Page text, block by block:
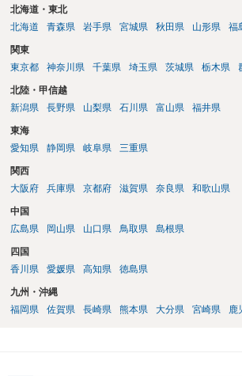
北海道・東北
北海道
青森県 岩手県 宮城県 秋田県 山形県 福
関東
東京都
神奈川県 千葉県 埼玉県 茨城県 栃木県
北陸・甲信越
新潟県
長野県 山梨県 石川県 富山県 福井県
東海
愛知県
静岡県 岐阜県 三重県
関西
大阪府
兵庫県 京都府 滋賀県 奈良県 和歌山県
中国
広島県
岡山県 山口県 鳥取県 島根県
四国
香川県
愛媛県 高知県 徳島県
九州・沖縄
福岡県
佐賀県 長崎県 熊本県 大分県 宮崎県 鹿